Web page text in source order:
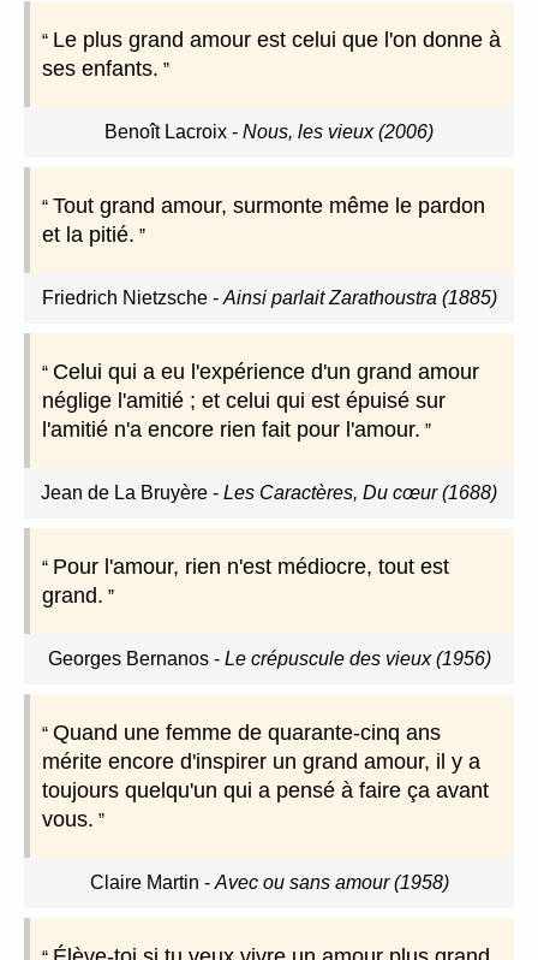
Le plus grand amour est celui que l'on donne à
ses enfants.
Benoît Lacroix - Nous, les vieux (2006)
Tout grand amour, surmonte même le pardon
et la pitié.
Friedrich Nietzsche- Ainsi parlait Zarathoustra (1885)
Celui qui a eu l'expérience d'un grand amour
néglige l'amitié ; et celui qui est épuisé sur
l'amitié n'a encore rien fait pour l'amour.
Jean de La Bruyère - Les Caractères, Du cœur (1688)
Pour l'amour, rien n'est médiocre, tout est
grand.
Georges Bernanos- Le crépuscule des vieux (1956)
Quand une femme de quarante-cinq ans
mérite encore d'inspirer un grand amour, il y a
toujours quelqu'un qui a pensé à faire ça avant
vous.
Claire Martin - Avec ou sans amour (1958)